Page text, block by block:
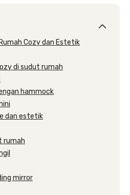
Cozy dan Estetik
di sudut rumah
hammock
dan estetik
rumah
mirror